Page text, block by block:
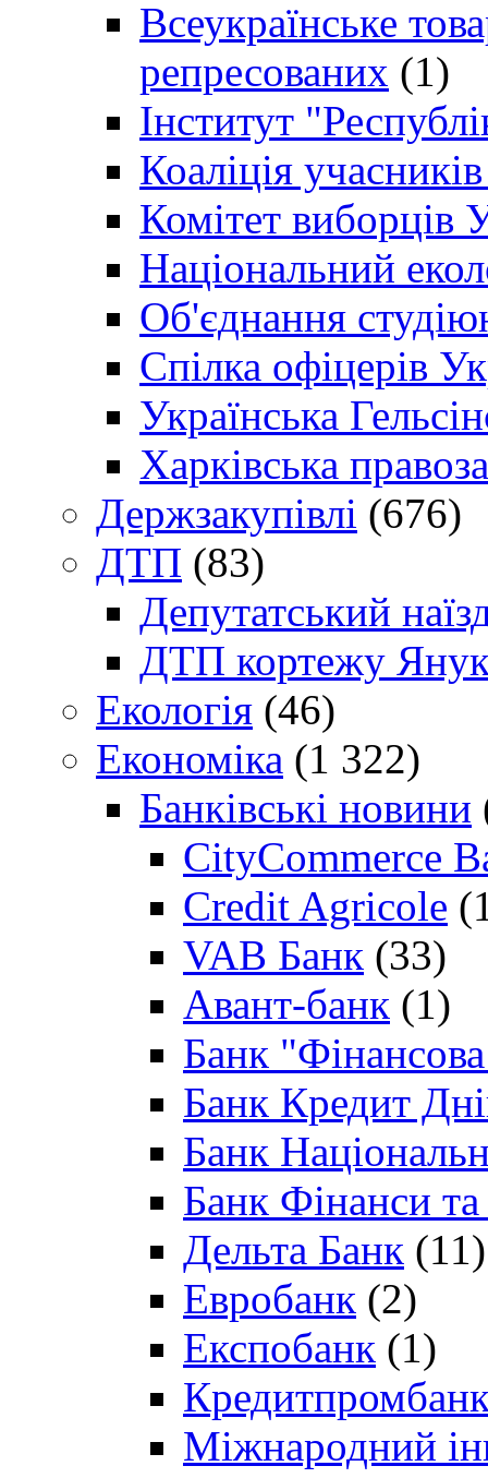
Всеукраїнське
репресованих (1)
Інститут
Коаліція
Комітет виборців
Національний
Об'єднання
Спілка офіцерів
Українська
Харківська
Держзакупівлі (676)
ДТП (83)
Депутатський
ДТП кортежу
Екологія (46)
Економіка (1 322)
Банківські новини
CityCommerce
Credit Agricole
VAB Банк (33)
Авант-банк (1)
Банк "Фінансова
Банк Кредит
Банк
Банк Фінанси
Дельта Банк (11)
Евробанк (2)
Експобанк (1)
Міжнародний